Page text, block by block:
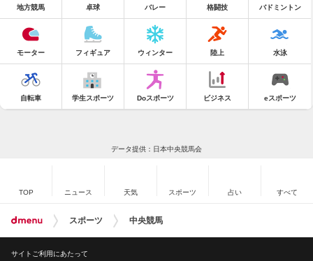
地方競馬 卓球 バレー 格闘技 バドミントン
モーター フィギュア ウィンター 陸上 水泳
自転車 学生スポーツ Doスポーツ ビジネス eスポーツ
データ提供：日本中央競馬会
TOP ニュース 天気 スポーツ 占い すべて
スポーツ 中央競馬
サイトご利用にあたって